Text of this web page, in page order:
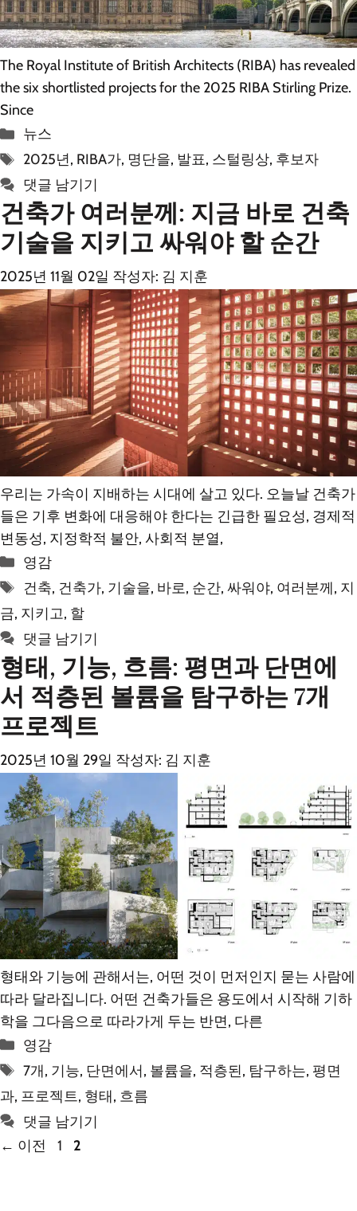
The Royal Institute of British Architects (RIBA) has revealed
the six shortlisted projects for the 2025 RIBA Stirling Prize.
Since
카
테
리
뉴스
태
그
2025년, RIBA가, 명단을, 발표, 스털링상, 후보자
댓글 남기기
건축가 여러분께: 지금 바로 건축
기술을 지키고 싸워야 할 순간
2025년 11월 02일 작성자: 김 지훈
우리는 가속이 지배하는 시대에 살고 있다. 오늘날 건축가
들은 기후 변화에 대응해야 한다는 긴급한 필요성, 경제적
변동성, 지정학적 불안, 사회적 분열,
카
테
리
영감
태
그
건축, 건축가, 기술을, 바로, 순간, 싸워야, 여러분께, 지
금, 지키고, 할
댓글 남기기
형태, 기능, 흐름: 평면과 단면에
서 적층된 볼륨을 탐구하는 7개
프로젝트
2025년 10월 29일 작성자: 김 지훈
형태와 기능에 관해서는, 어떤 것이 먼저인지 묻는 사람에
따라 달라집니다. 어떤 건축가들은 용도에서 시작해 기하
학을 그다음으로 따라가게 두는 반면, 다른
카
테
리
영감
태
그
7개, 기능, 단면에서, 볼륨을, 적층된, 탐구하는, 평면
과, 프로젝트, 형태, 흐름
댓글 남기기
← 이전
페
1
페
2